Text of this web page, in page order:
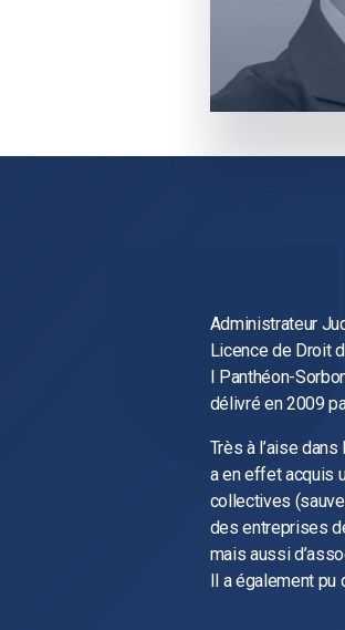
Administrateur
Licence de Droit
I Panthéon-
délivré en 2009
Très à l’aise
a en effet acquis
collectives
des entreprises
mais aussi
Il a également